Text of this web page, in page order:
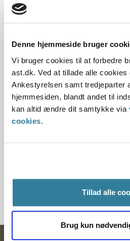
Denne hjemmeside bruger
Vi bruger cookies til at forbedre
ast.dk. Ved at tillade alle
Ankestyrelsen samt tredjeparter
hjemmesiden, blandt andet til
kan altid ændre dit samtykke via
cookies.
Tillad alle
Brug kun
20.07.2006
11.07.2013
Denne principmeddelelse er
december 2024, da den ikke
vejledningsværdi.
Paragraf
§ 3 § 9a